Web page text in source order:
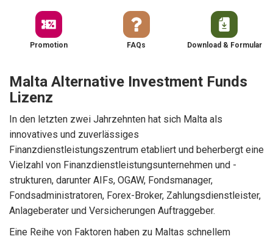
Promotion FAQs Download & Formular
Malta Alternative Investment Funds
Lizenz
In den letzten zwei Jahrzehnten hat sich Malta als
innovatives und zuverlässiges
Finanzdienstleistungszentrum etabliert und beherbergt eine
Vielzahl von Finanzdienstleistungsunternehmen und -
strukturen, darunter AIFs, OGAW, Fondsmanager,
Fondsadministratoren, Forex-Broker, Zahlungsdienstleister,
Anlageberater und Versicherungen Auftraggeber.
Eine Reihe von Faktoren haben zu Maltas schnellem